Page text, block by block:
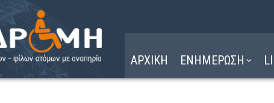
ΑΡΧΙΚΗ ΕΝΗΜΕΡΩΣΗ